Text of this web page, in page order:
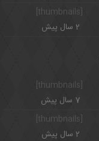
2 سال پیش
[thumbnails]
7 سال پیش
2 سال پیش